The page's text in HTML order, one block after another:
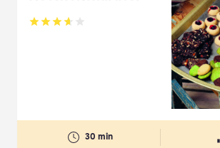
Betyg: 3.65 av 5
30 min